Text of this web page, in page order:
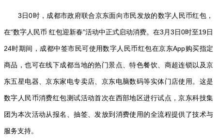
3日0时，成都市政府联合京东面向市民发放的数字人民币红包，
在“数字人民币 红包迎新春”活动中正式启动消费。在3月3日0时至19日
24时期间，成都中签市民可使用数字人民币红包在京东App购买指定
商品，也可在线下成都当地的热门景点、特色餐饮、商超连锁以及京
东五星电器、京东家电专卖店、京东电脑数码等实体门店使用。这是
数字人民币消费红包测试活动首次在西部地区进行试点，京东科技集
团为本次活动从报名、抽签、发放到消费使用的全流程提供了技术与
服务支持。